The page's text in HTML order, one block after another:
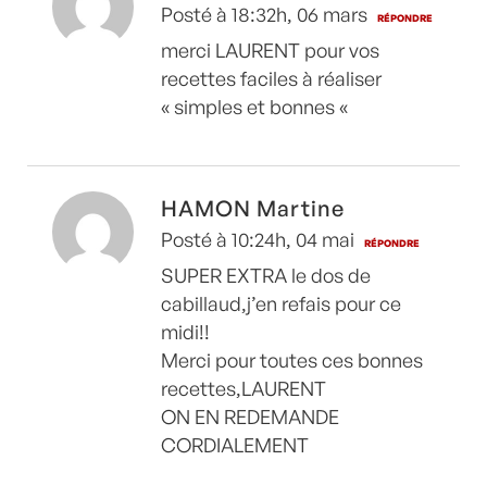
Posté à 18:32h, 06 mars RÉPONDRE
merci LAURENT pour vos
recettes faciles à réaliser
« simples et bonnes «
HAMON Martine
Posté à 10:24h, 04 mai RÉPONDRE
SUPER EXTRA le dos de
cabillaud,j’en refais pour ce
midi!!
Merci pour toutes ces bonnes
recettes,LAURENT
ON EN REDEMANDE
CORDIALEMENT